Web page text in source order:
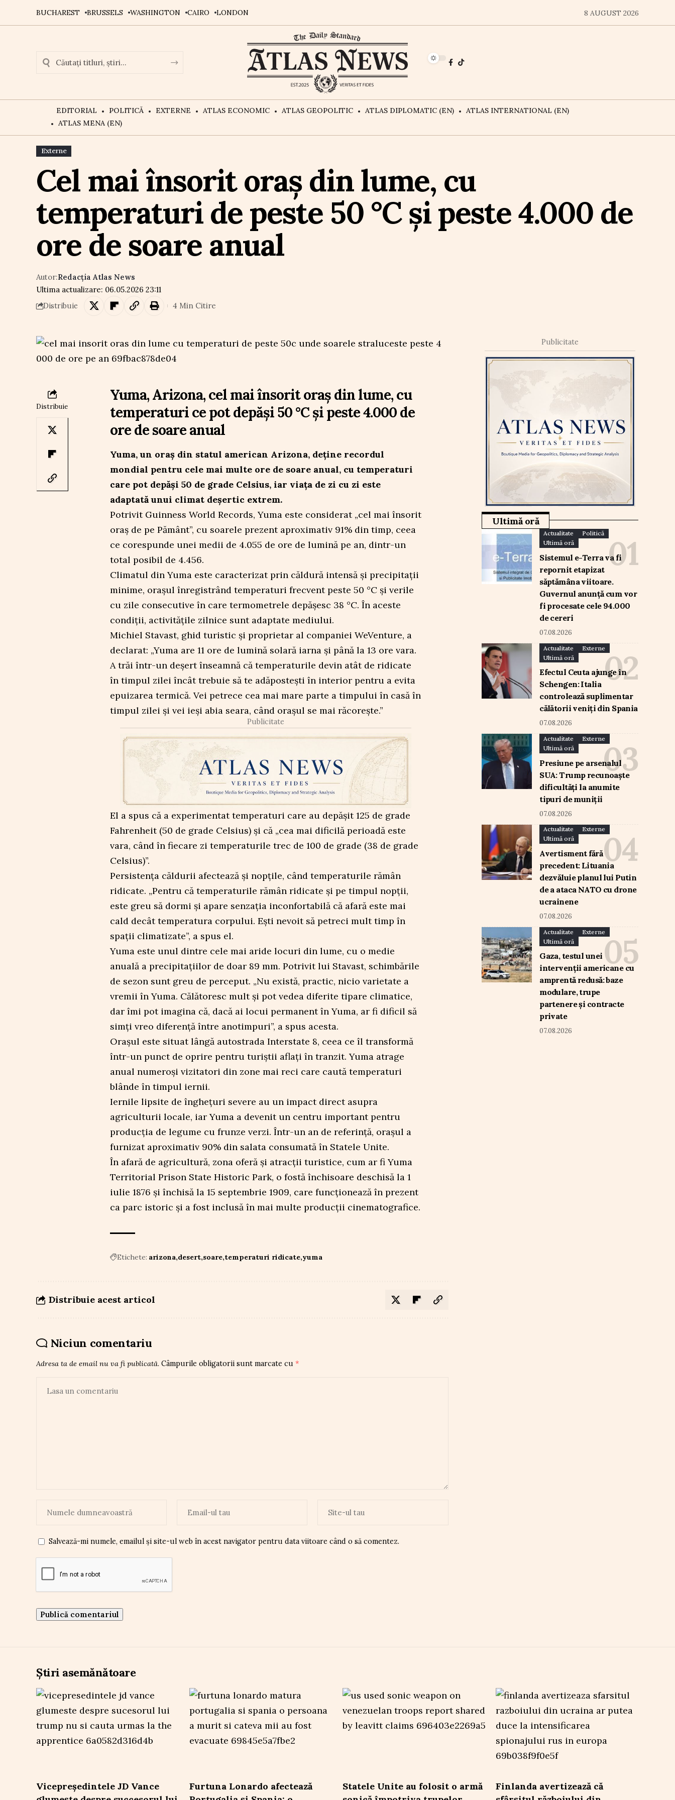
BUCHAREST BRUSSELS WASHINGTON CAIRO LONDON 8 AUGUST 2026
EDITORIAL POLITICĂ EXTERNE ATLAS ECONOMIC ATLAS GEOPOLITIC ATLAS DIPLOMATIC (EN)
ATLAS INTERNATIONAL (EN)
ATLAS MENA (EN)
Externe
Cel mai însorit oraș din lume, cu
temperaturi de peste 50 °C și peste 4.000 de
ore de soare anual
Ultima actualizare: 06.05.2026 23:11
Autor:Redacția Atlas News
Distribuie 4 Min Citire
Distribuie
Yuma, Arizona, cel mai însorit oraș din lume, cu
temperaturi ce pot depăși 50 °C și peste 4.000 de
ore de soare anual
Yuma, un oraș din statul american Arizona, deține recordul
mondial pentru cele mai multe ore de soare anual, cu temperaturi
care pot depăși 50 de grade Celsius, iar viața de zi cu zi este
adaptată unui climat deșertic extrem.
Potrivit Guinness World Records, Yuma este considerat „cel mai însorit
oraș de pe Pământ”, cu soarele prezent aproximativ 91% din timp, ceea
ce corespunde unei medii de 4.055 de ore de lumină pe an, dintr-un
total posibil de 4.456.
Climatul din Yuma este caracterizat prin căldură intensă și precipitații
minime, orașul înregistrând temperaturi frecvent peste 50 °C și verile
cu zile consecutive în care termometrele depășesc 38 °C. În aceste
condiții, activitățile zilnice sunt adaptate mediului.
Michiel Stavast, ghid turistic și proprietar al companiei WeVenture, a
declarat: „Yuma are 11 ore de lumină solară iarna și până la 13 ore vara.
A trăi într-un deșert înseamnă că temperaturile devin atât de ridicate
în timpul zilei încât trebuie să te adăpostești în interior pentru a evita
epuizarea termică. Vei petrece cea mai mare parte a timpului în casă în
timpul zilei și vei ieși abia seara, când orașul se mai răcorește.”
Publicitate
El a spus că a experimentat temperaturi care au depășit 125 de grade
Fahrenheit (50 de grade Celsius) și că „cea mai dificilă perioadă este
vara, când în fiecare zi temperaturile trec de 100 de grade (38 de grade
Celsius)”.
Persistența căldurii afectează și nopțile, când temperaturile rămân
ridicate. „Pentru că temperaturile rămân ridicate și pe timpul nopții,
este greu să dormi și apare senzația inconfortabilă că afară este mai
cald decât temperatura corpului. Ești nevoit să petreci mult timp în
spații climatizate”, a spus el.
Yuma este unul dintre cele mai aride locuri din lume, cu o medie
anuală a precipitațiilor de doar 89 mm. Potrivit lui Stavast, schimbările
de sezon sunt greu de perceput. „Nu există, practic, nicio varietate a
vremii în Yuma. Călătoresc mult și pot vedea diferite tipare climatice,
dar îmi pot imagina că, dacă ai locui permanent în Yuma, ar fi dificil să
simți vreo diferență între anotimpuri”, a spus acesta.
Orașul este situat lângă autostrada Interstate 8, ceea ce îl transformă
într-un punct de oprire pentru turiștii aflați în tranzit. Yuma atrage
anual numeroși vizitatori din zone mai reci care caută temperaturi
blânde în timpul iernii.
Iernile lipsite de înghețuri severe au un impact direct asupra
agriculturii locale, iar Yuma a devenit un centru important pentru
producția de legume cu frunze verzi. Într-un an de referință, orașul a
furnizat aproximativ 90% din salata consumată în Statele Unite.
În afară de agricultură, zona oferă și atracții turistice, cum ar fi Yuma
Territorial Prison State Historic Park, o fostă închisoare deschisă la 1
iulie 1876 și închisă la 15 septembrie 1909, care funcționează în prezent
ca parc istoric și a fost inclusă în mai multe producții cinematografice.
Etichete: arizona desert soare temperaturi ridicate yuma
Distribuie acest articol
Niciun comentariu
Adresa ta de email nu va fi publicată. Câmpurile obligatorii sunt marcate cu *
Salvează-mi numele, emailul și site-ul web în acest navigator pentru data viitoare când o să comentez.
Publicitate
Ultimă oră
Actualitate
Politică
Ultimă oră
Sistemul e-Terra va fi
repornit etapizat
săptămâna viitoare.
Guvernul anunță cum vor
fi procesate cele 94.000
de cereri
07.08.2026
Actualitate
Externe
Ultimă oră
Efectul Ceuta ajunge în
Schengen: Italia
controlează suplimentar
călătorii veniți din Spania
07.08.2026
Actualitate
Externe
Ultimă oră
Presiune pe arsenalul
SUA: Trump recunoaște
dificultăți la anumite
tipuri de muniții
07.08.2026
Actualitate
Externe
Ultimă oră
Avertisment fără
precedent: Lituania
dezvăluie planul lui Putin
de a ataca NATO cu drone
ucrainene
07.08.2026
Actualitate
Externe
Ultimă oră
Gaza, testul unei
intervenții americane cu
amprentă redusă: baze
modulare, trupe
partenere și contracte
private
07.08.2026
Știri asemănătoare
Vicepreședintele JD Vance
Furtuna Lonardo afectează
Statele Unite au folosit o armă
Finlanda avertizează că